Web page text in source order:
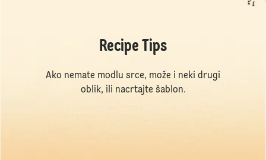
Recipe Tips
Ako nemate modlu srce, može i neki drugi
oblik, ili nacrtajte šablon.